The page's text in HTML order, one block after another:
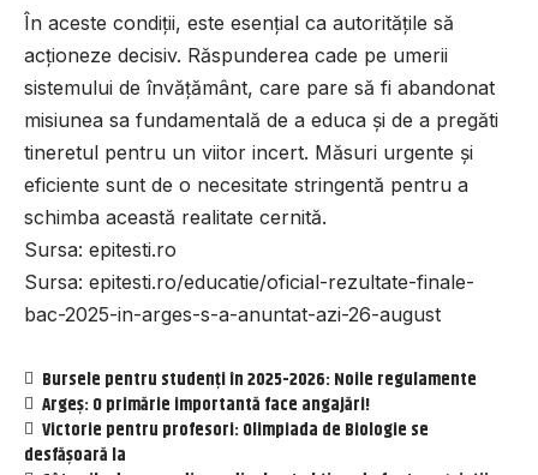
În aceste condiții, este esențial ca autoritățile să
acționeze decisiv. Răspunderea cade pe umerii
sistemului de învățământ, care pare să fi abandonat
misiunea sa fundamentală de a educa și de a pregăti
tineretul pentru un viitor incert. Măsuri urgente și
eficiente sunt de o necesitate stringentă pentru a
schimba această realitate cernită.
Sursa: epitesti.ro
Sursa: epitesti.ro/educatie/oficial-rezultate-finale-
bac-2025-in-arges-s-a-anuntat-azi-26-august
Bursele pentru studenți în 2025-2026: Noile regulamente
Argeș: O primărie importantă face angajări!
Victorie pentru profesori: Olimpiada de Biologie se
desfășoară la